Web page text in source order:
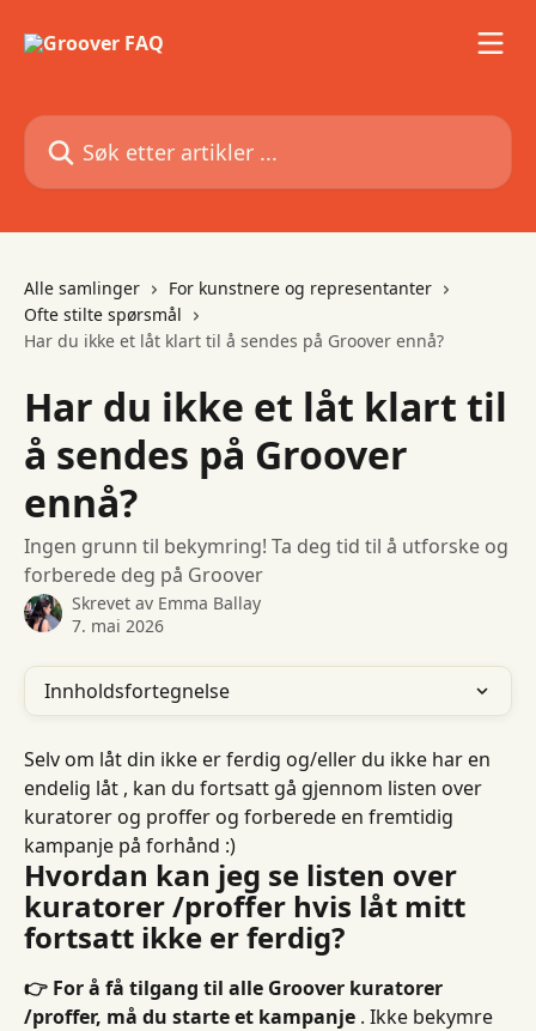
Søk etter artikler ...
Alle samlinger
For kunstnere og representanter
Ofte stilte spørsmål
Har du ikke et låt klart til å sendes på Groover ennå?
Har du ikke et låt klart til
å sendes på Groover
ennå?
Ingen grunn til bekymring! Ta deg tid til å utforske og
forberede deg på Groover
Skrevet av Emma Ballay
7. mai 2026
Innholdsfortegnelse
Selv om låt din ikke er ferdig og/eller du ikke har en
endelig låt , kan du fortsatt gå gjennom listen over
kuratorer og proffer og forberede en fremtidig
kampanje på forhånd :)
Hvordan kan jeg se listen over
kuratorer /proffer hvis låt mitt
fortsatt ikke er ferdig?
👉 For å få tilgang til alle Groover kuratorer
/proffer, må du starte et kampanje . Ikke bekymre